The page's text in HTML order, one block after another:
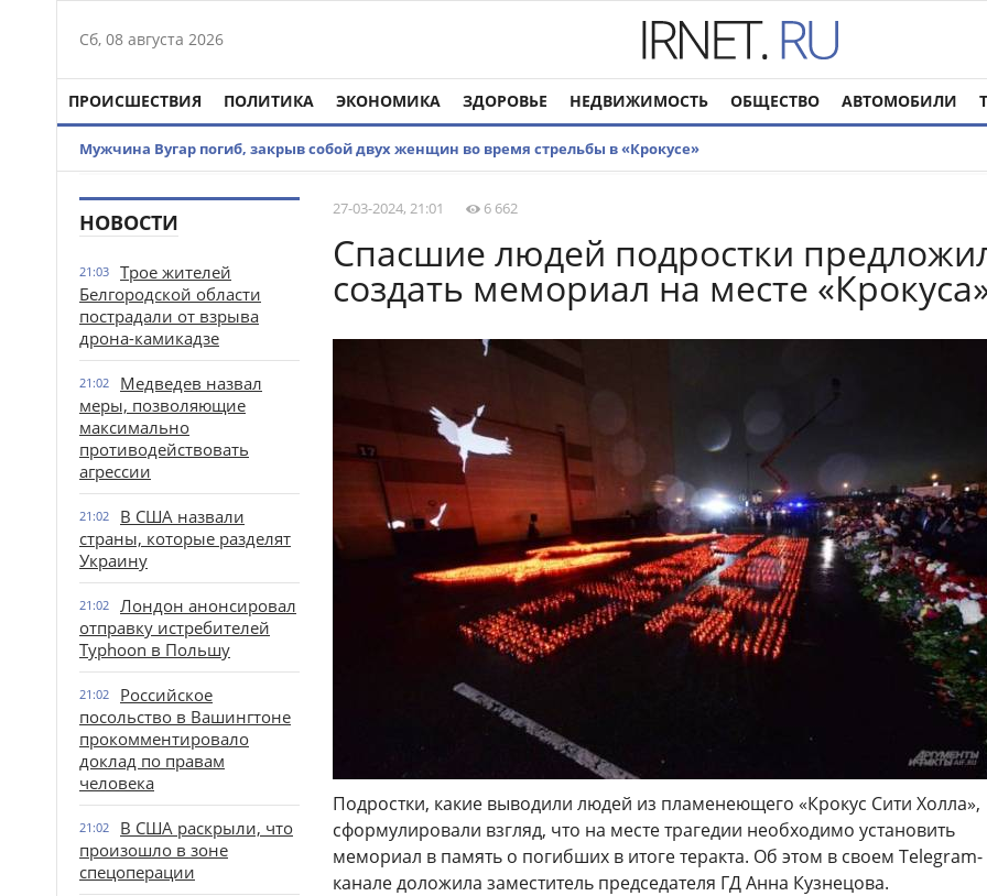
Сб, 08 августа 2026
ПРОИСШЕСТВИЯ ПОЛИТИКА ЭКОНОМИКА ЗДОРОВЬЕ НЕДВИЖИМОСТЬ ОБЩЕСТВО АВТОМОБИЛИ
Мужчина Вугар погиб, закрыв собой двух женщин во время стрельбы в «Крокусе»
НОВОСТИ
21:03
Трое жителей
Белгородской области
пострадали от взрыва
дрона-камикадзе
21:02
Медведев назвал
меры, позволяющие
максимально
противодействовать
агрессии
21:02
В США назвали
страны, которые разделят
Украину
21:02
Лондон анонсировал
отправку истребителей
Typhoon в Польшу
21:02
Российское
посольство в Вашингтоне
прокомментировало
доклад по правам
человека
21:02
В США раскрыли, что
произошло в зоне
спецоперации
27-03-2024, 21:01 6 662
Спасшие людей подростки
создать мемориал на месте
Подростки, какие выводили людей из пламенеющего «Крокус Сити Холла»,
сформулировали взгляд, что на месте трагедии необходимо установить
мемориал в память о погибших в итоге теракта. Об этом в своем Telegram-
канале доложила заместитель председателя ГД Анна Кузнецова.